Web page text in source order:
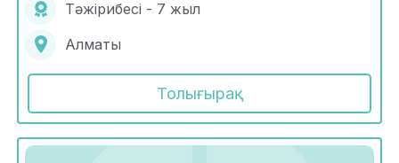
Тәжірибесі - 7 жыл
Алматы
Толығырақ